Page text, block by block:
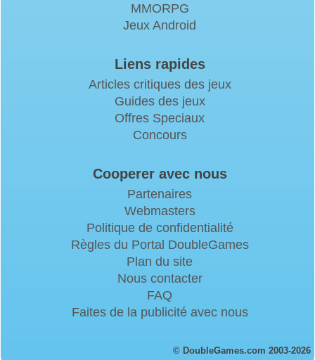
MMORPG
Jeux Android
Liens rapides
Articles critiques des jeux
Guides des jeux
Offres Speciaux
Concours
Cooperer avec nous
Partenaires
Webmasters
Politique de confidentialité
Règles du Portal DoubleGames
Plan du site
Nous contacter
FAQ
Faites de la publicité avec nous
© DoubleGames.com 2003-2026